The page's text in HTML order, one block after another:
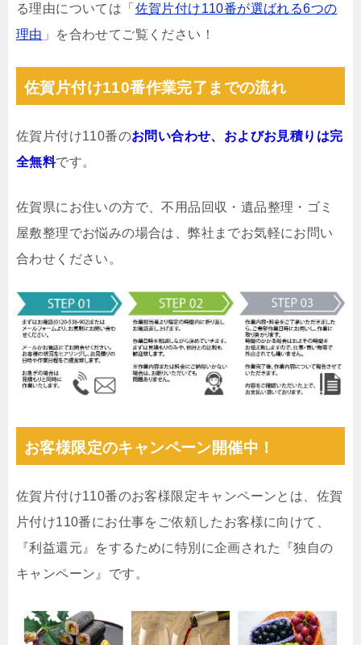
る理由については「 佐賀片付け110番が選ばれる6つの
理由 」を合わせてご覧ください！
佐賀片付け110番作業完了までの流れ
佐賀片付け110番のお問い合わせ、およびお見積りは完
全無料です。
佐賀県にお住いの方で、不用品回収・遺品整理・ゴミ
屋敷整理でお悩みの場合は、弊社までお気軽にお問い
合わせください。
お客様限定のキャンペーン開催中！
佐賀片付け110番のお客様限定キャンペーンとは、佐賀
片付け110番にお仕事をご依頼したお客様に向けて、
『利益還元』をするために特別に企画された『独自の
キャンペーン』です。